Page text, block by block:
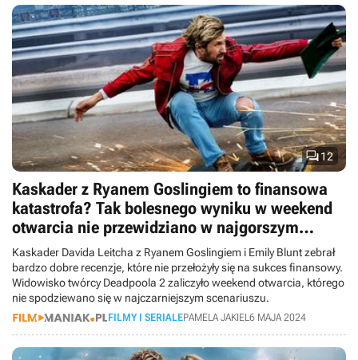
12
Kaskader z Ryanem Goslingiem to finansowa
katastrofa? Tak bolesnego wyniku w weekend
otwarcia nie przewidziano w najgorszym
scenariuszu
Kaskader Davida Leitcha z Ryanem Goslingiem i Emily Blunt zebrał
bardzo dobre recenzje, które nie przełożyły się na sukces finansowy.
Widowisko twórcy Deadpoola 2 zaliczyło weekend otwarcia, którego
nie spodziewano się w najczarniejszym scenariuszu.
FILMY I SERIALEPAMELA JAKIEL6 MAJA 2024